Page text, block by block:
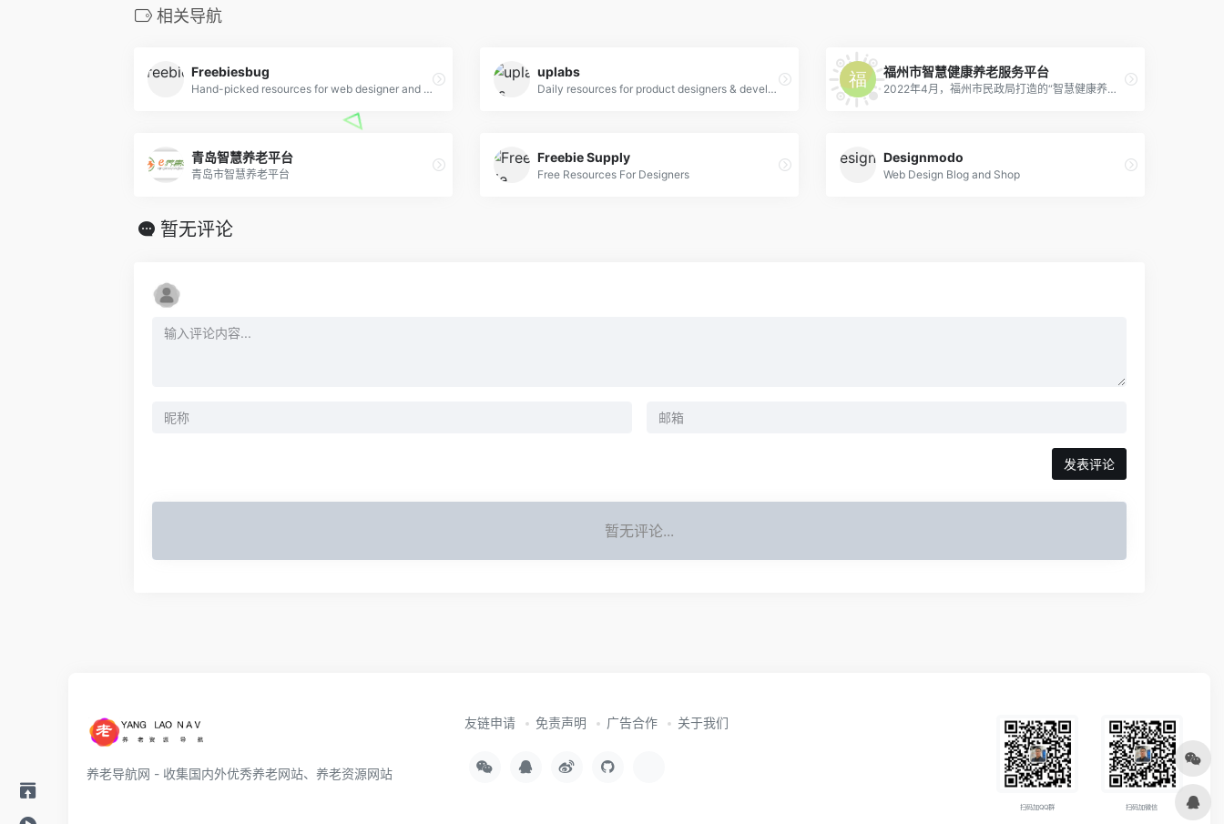
相关导航
Freebiesbug
Hand-picked resources for web designer and developers, constantly updated.
uplabs
Daily resources for product designers & developers
福州市智慧健康养老服务平台
2022年4月，福州市民政局打造的“智慧健康养老服务平台”（简称“e福养”）投用。市民在“e福州”APP上登录该平台，足不出户、动动手指，就能在线预约养老服务、预订养老床位、申请养老补贴。
青岛智慧养老平台
青岛市智慧养老平台
Freebie Supply
Free Resources For Designers
Designmodo
Web Design Blog and Shop
暂无评论
发表评论
暂无评论...
养老导航网 - 收集国内外优秀养老网站、养老资源网站
友链申请 免责声明 广告合作 关于我们
扫码加QQ群 扫码加微信